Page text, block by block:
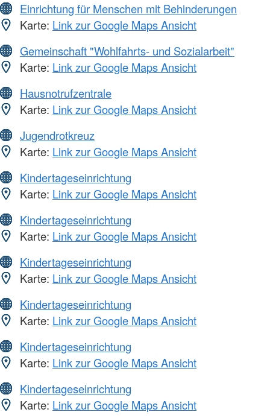
Einrichtung für Menschen mit Behinderungen
Karte: Link zur Google Maps Ansicht
Gemeinschaft "Wohlfahrts- und Sozialarbeit"
Karte: Link zur Google Maps Ansicht
Hausnotrufzentrale
Karte: Link zur Google Maps Ansicht
Jugendrotkreuz
Karte: Link zur Google Maps Ansicht
Kindertageseinrichtung
Karte: Link zur Google Maps Ansicht
Kindertageseinrichtung
Karte: Link zur Google Maps Ansicht
Kindertageseinrichtung
Karte: Link zur Google Maps Ansicht
Kindertageseinrichtung
Karte: Link zur Google Maps Ansicht
Kindertageseinrichtung
Karte: Link zur Google Maps Ansicht
Kindertageseinrichtung
Karte: Link zur Google Maps Ansicht